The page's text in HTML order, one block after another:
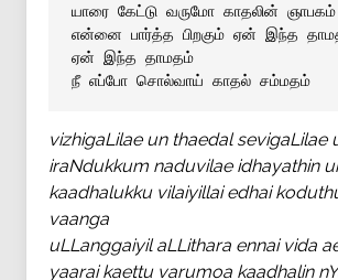
யாரை கேட்டு வருமோ காதலின் ஞாபகம்
என்னை பார்த்த பிறகும் ஏன் இந்த
ஏன் இந்த தாமதம்
நீ எப்போ சொல்வாய் காதல் சம்மதம்
vizhigaLilae un thaedal sevigaLilae
iraNdukkum naduvilae idhayathin
kaadhalukku vilaiyillai edhai
vaanga
uLLanggaiyil aLLithara ennai vida
yaarai kaettu varumoa kaadhalin